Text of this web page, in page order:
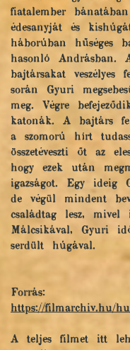
fiatalember
édesanyját és
háborúban hűséges
hasonló Andrásban.
bajtársakat
során Gyuri
meg. Végre
katonák. A bajtárs
a szomorú hírt
összetéveszti őt az
hogy ezek után
igazságot. Egy ideig
de végül mindent
családtag lesz, mivel
Málcsikával, Gyuri
serdült húgával.
Forrás:
https://filmarchiv.hu/
A teljes filmet itt